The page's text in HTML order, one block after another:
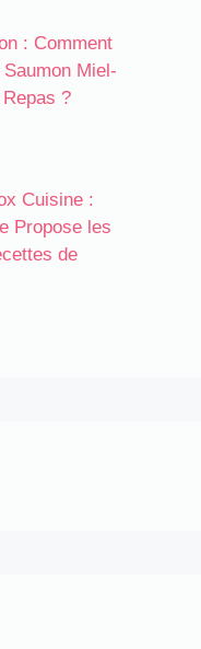
: Comment
Miel-
?
Cuisine :
Propose les
de